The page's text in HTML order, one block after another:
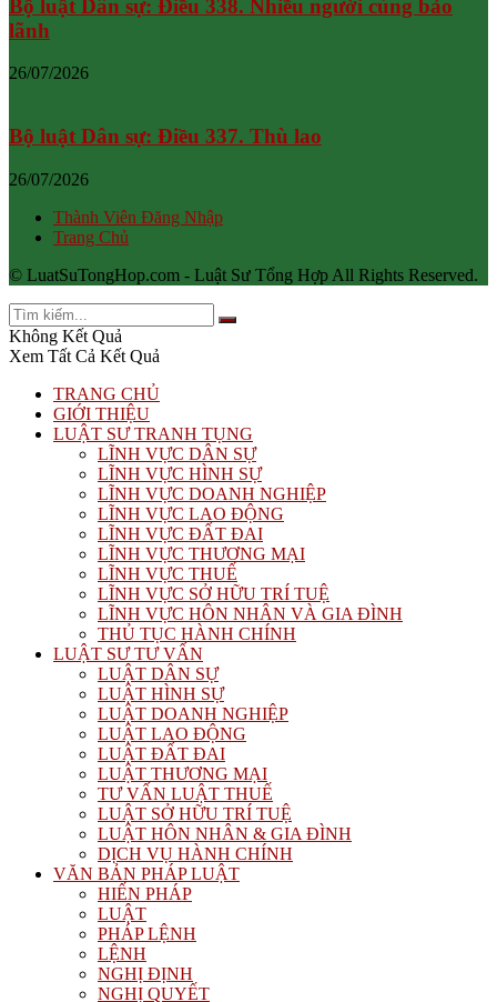
Bộ luật Dân sự: Điều 338. Nhiều người cùng bảo
lãnh
26/07/2026
Bộ luật Dân sự: Điều 337. Thù lao
26/07/2026
Thành Viên Đăng Nhập
Trang Chủ
© LuatSuTongHop.com - Luật Sư Tổng Hợp All Rights Reserved.
Không Kết Quả
Xem Tất Cả Kết Quả
TRANG CHỦ
GIỚI THIỆU
LUẬT SƯ TRANH TỤNG
LĨNH VỰC DÂN SỰ
LĨNH VỰC HÌNH SỰ
LĨNH VỰC DOANH NGHIỆP
LĨNH VỰC LAO ĐỘNG
LĨNH VỰC ĐẤT ĐAI
LĨNH VỰC THƯƠNG MẠI
LĨNH VỰC THUẾ
LĨNH VỰC SỞ HỮU TRÍ TUỆ
LĨNH VỰC HÔN NHÂN VÀ GIA ĐÌNH
THỦ TỤC HÀNH CHÍNH
LUẬT SƯ TƯ VẤN
LUẬT DÂN SỰ
LUẬT HÌNH SỰ
LUẬT DOANH NGHIỆP
LUẬT LAO ĐỘNG
LUẬT ĐẤT ĐAI
LUẬT THƯƠNG MẠI
TƯ VẤN LUẬT THUẾ
LUẬT SỞ HỮU TRÍ TUỆ
LUẬT HÔN NHÂN & GIA ĐÌNH
DỊCH VỤ HÀNH CHÍNH
VĂN BẢN PHÁP LUẬT
HIẾN PHÁP
LUẬT
PHÁP LỆNH
LỆNH
NGHỊ ĐỊNH
NGHỊ QUYẾT